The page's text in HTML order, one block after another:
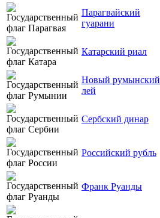
Парагвайский
гуарани
Катарский риал
Новый румынский
лей
Сербский динар
Российский рубль
Франк Руанды